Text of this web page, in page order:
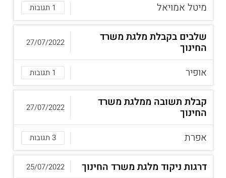
מיטל אמויאל
1 תגובות
שלבים בקבלת מלגת משרד
החינוך
אופיר
1 תגובות
27/07/2022
קבלת תשובה ממלגת משרד
החינוך
אפרת
3 תגובות
27/07/2022
דרגות ניקוד מלגת משרד החינוך
25/07/2022